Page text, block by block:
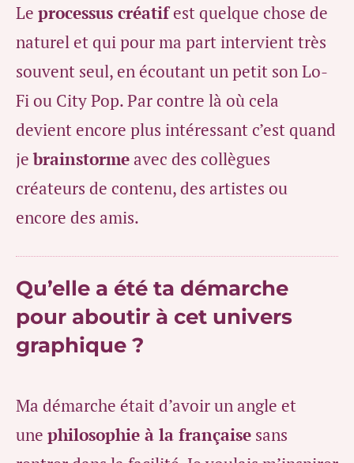
Le processus créatifest quelque chose de
naturel et qui pour ma part intervient très
souvent seul, en écoutant un petit son Lo-
Fi ou City Pop. Par contre là où cela
devient encore plus intéressant c’est quand
jebrainstormeavec des collègues
créateurs de contenu, des artistes ou
encore des amis.
Qu’elle a été ta démarche
pour aboutir à cet univers
graphique ?
Ma démarche était d’avoir un angle et
une philosophie à la française sans